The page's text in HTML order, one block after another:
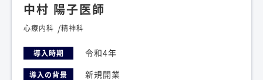
中村 陽子医師
心療内科 精神科
導入時期 令和4年
導入の背景 新規開業